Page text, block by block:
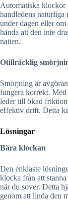
Automatiska klockor
handledens
under dagen eller
hända att den inte
natten.
Otillräcklig
Smörjning är
fungera korrekt.
leder till ökad
effektiv drift. Detta
Lösningar
Bära klockan
Den enklaste
klocka från att
när du sover. Detta
genom att linda den